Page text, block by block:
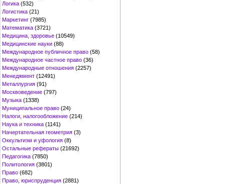
Логика (532)
Логистика (21)
Маркетинг (7985)
Математика (3721)
Медицина, здоровье (10549)
Медицинские науки (88)
Международное публичное право (58)
Международное частное право (36)
Международные отношения (2257)
Менеджмент (12491)
Металлургия (91)
Москвоведение (797)
Музыка (1338)
Муниципальное право (24)
Налоги, налогообложение (214)
Наука и техника (1141)
Начертательная геометрия (3)
Оккультизм и уфология (8)
Остальные рефераты (21692)
Педагогика (7850)
Политология (3801)
Право (682)
Право, юриспруденция (2881)